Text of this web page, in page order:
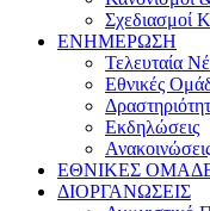
ΕΝΗΜΕΡΩΣΗ
Τελευταία
Εθνικές
Εκδηλώσεις
ΕΘΝΙΚΕΣ
ΔΙΟΡΓΑΝΩΣΕΙΣ